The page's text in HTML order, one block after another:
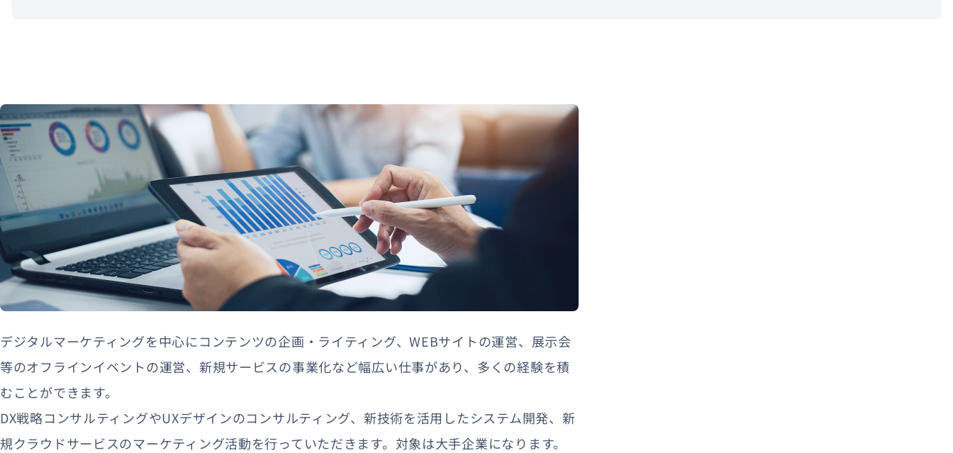
デジタルマーケティングを中心にコンテンツの企画・ライティング、WEBサイトの運営、展示会
等のオフラインイベントの運営、新規サービスの事業化など幅広い仕事があり、多くの経験を積
むことができます。
DX戦略コンサルティングやUXデザインのコンサルティング、新技術を活用したシステム開発、新
規クラウドサービスのマーケティング活動を行っていただきます。対象は大手企業になります。